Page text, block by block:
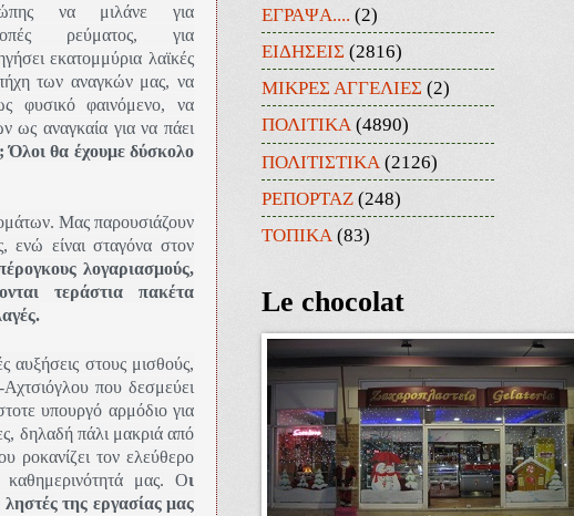
να μιλάνε για
ρεύματος, για
εκατομμύρια λαϊκές
των αναγκών μας, να
φυσικό φαινόμενο, να
ως αναγκαία για να πάει
Όλοι θα έχουμε δύσκολο
Μας παρουσιάζουν
ενώ είναι σταγόνα στον
λογαριασμούς,
τεράστια πακέτα
αυξήσεις στους μισθούς,
που δεσμεύει
υπουργό αρμόδιο για
δηλαδή πάλι μακριά από
ροκανίζει τον ελεύθερο
καθημερινότητά μας. Οι
ληστές της εργασίας μας
ΕΓΡΑΨΑ.... (2)
ΕΙΔΗΣΕΙΣ (2816)
ΜΙΚΡΕΣ ΑΓΓΕΛΙΕΣ (2)
ΠΟΛΙΤΙΚΑ (4890)
ΠΟΛΙΤΙΣΤΙΚΑ (2126)
ΡΕΠΟΡΤΑΖ (248)
ΤΟΠΙΚΑ (83)
Le chocolat